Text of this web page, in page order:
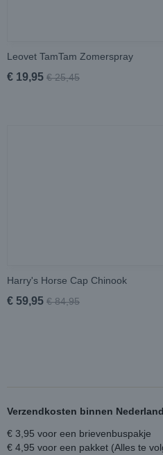
Leovet TamTam Zomerspray
€ 19,95 € 25,45
Harry's Horse Cap Chinook
€ 59,95 € 84,95
Verzendkosten binnen
€ 3,95 voor een brievenbuspakje
€ 4,95 voor een pakket (Alles te